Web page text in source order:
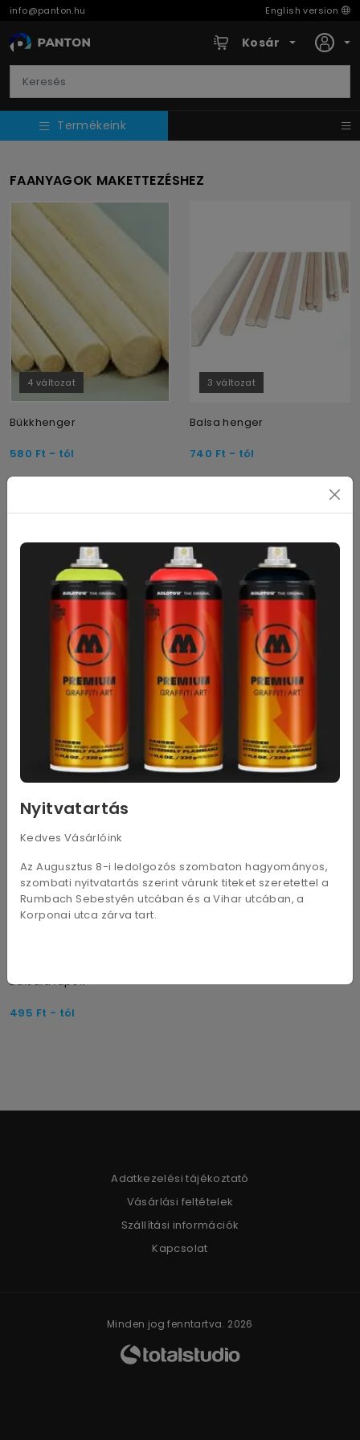
Nyitvatartás
Kedves Vásárlóink
Az Augusztus 8-i ledolgozós szombaton hagyományos,
szombati nyitvatartás szerint várunk titeket szeretettel a
Rumbach Sebestyén utcában és a Vihar utcában, a
Korponai utca zárva tart.
info@panton.hu English version
Kosár
Termékeink
FAANYAGOK MAKETTEZÉSHEZ
4 változat
Bükkhenger
580 Ft - tól
3 változat
Balsa henger
740 Ft - tól
18 változat 20 változat
Balsafa lécek
190 Ft
Balsafa lapok
495 Ft - tól
Adatkezelési tájékoztató
Vásárlási feltételek
Szállítási információk
Kapcsolat
Minden jog fenntartva. 2026